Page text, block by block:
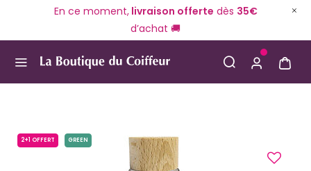
En ce moment,livraison offerte dès 35€
d’achat 🚚
2+1 OFFERT GREEN